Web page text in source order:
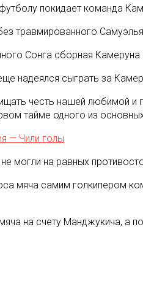
покидает команда
травмированного
Сонга сборная
надеялся сыграть за
честь нашей любимой
тайме одного из
— Чили голы
могли на равных
мяча самим голкипером
на счету Манджукича,